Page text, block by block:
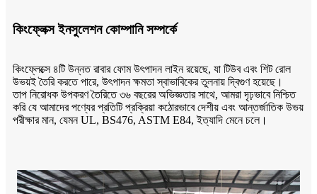
কিংফ্লেক্স ইনসুলেশন কোম্পানি সম্পর্কে
কিংফ্লেক্সে ৪টি উন্নত রাবার ফোম উৎপাদন লাইন রয়েছে, যা টিউব এবং শিট রোল
উভয়ই তৈরি করতে পারে, উৎপাদন ক্ষমতা স্বাভাবিকের তুলনায় দ্বিগুণ হয়েছে।
তাপ নিরোধক উপকরণ তৈরিতে ৩৬ বছরের অভিজ্ঞতার সাথে, আমরা দৃঢ়ভাবে নিশ্চিত
করি যে আমাদের পণ্যের প্রতিটি প্রক্রিয়া কঠোরভাবে দেশীয় এবং আন্তর্জাতিক উভয়
পরীক্ষার মান, যেমন UL, BS476, ASTM E84, ইত্যাদি মেনে চলে।